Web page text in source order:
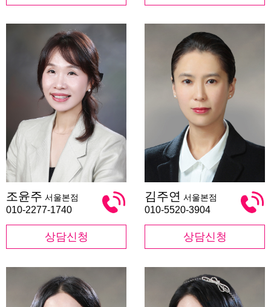
윤
주
조윤주 서울본점
010-2277-1740
상담신청
주
연
김주연 서울본점
010-5520-3904
상담신청